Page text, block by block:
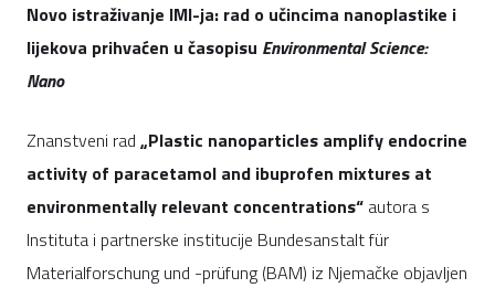
Novo istraživanje IMI-ja: rad o učincima nanoplastike i
lijekova prihvaćen u časopisu Environmental Science:
Nano
Znanstveni rad „Plastic nanoparticles amplify endocrine
activity of paracetamol and ibuprofen mixtures at
environmentally relevant concentrations“ autora s
Instituta i partnerske institucije Bundesanstalt für
Materialforschung und -prüfung (BAM) iz Njemačke objavljen